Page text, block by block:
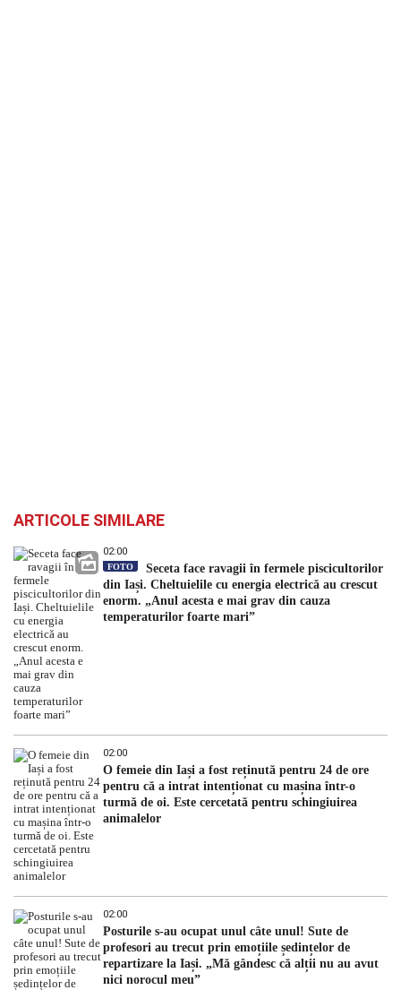
ARTICOLE SIMILARE
02:00
FOTO
Seceta face ravagii în fermele piscicultorilor
din Iași. Cheltuielile cu energia electrică au crescut
enorm. „Anul acesta e mai grav din cauza
temperaturilor foarte mari”
02:00
O femeie din Iași a fost reținută pentru 24 de ore
pentru că a intrat intenționat cu mașina într-o
turmă de oi. Este cercetată pentru schingiuirea
animalelor
02:00
Posturile s-au ocupat unul câte unul! Sute de
profesori au trecut prin emoțiile ședințelor de
repartizare la Iași. „Mă gândesc că alții nu au avut
nici norocul meu”